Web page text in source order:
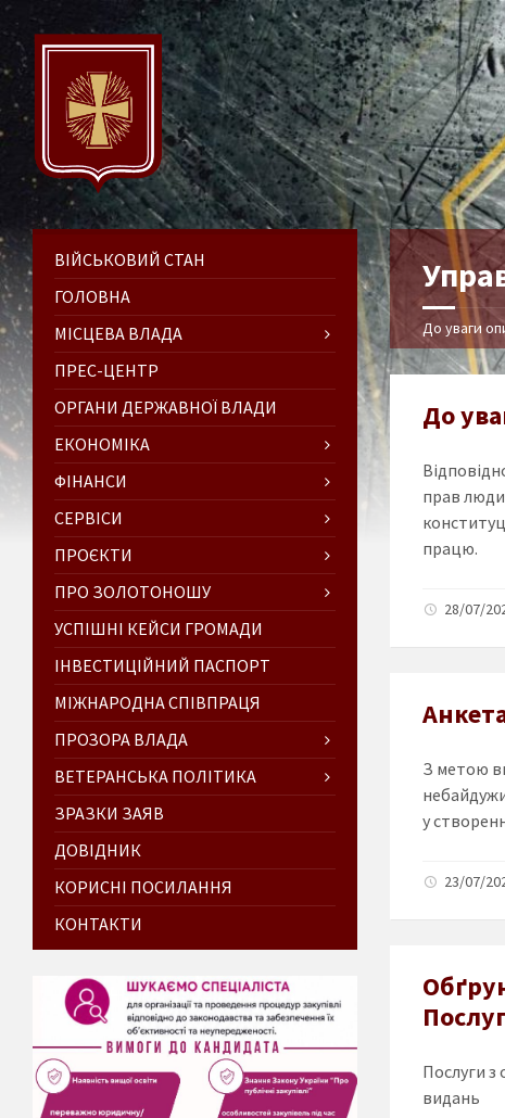
До уваги
До
прав
працю.
28/07/
З метою
у
23/07/
Послуги з
видань
ВІЙСЬКОВИЙ СТАН
ГОЛОВНА
МІСЦЕВА ВЛАДА
ПРЕС-ЦЕНТР
ОРГАНИ ДЕРЖАВНОЇ ВЛАДИ
ЕКОНОМІКА
ФІНАНСИ
СЕРВІСИ
ПРОЄКТИ
ПРО ЗОЛОТОНОШУ
УСПІШНІ КЕЙСИ ГРОМАДИ
ІНВЕСТИЦІЙНИЙ ПАСПОРТ
МІЖНАРОДНА СПІВПРАЦЯ
ПРОЗОРА ВЛАДА
ВЕТЕРАНСЬКА ПОЛІТИКА
ЗРАЗКИ ЗАЯВ
ДОВІДНИК
КОРИСНІ ПОСИЛАННЯ
КОНТАКТИ